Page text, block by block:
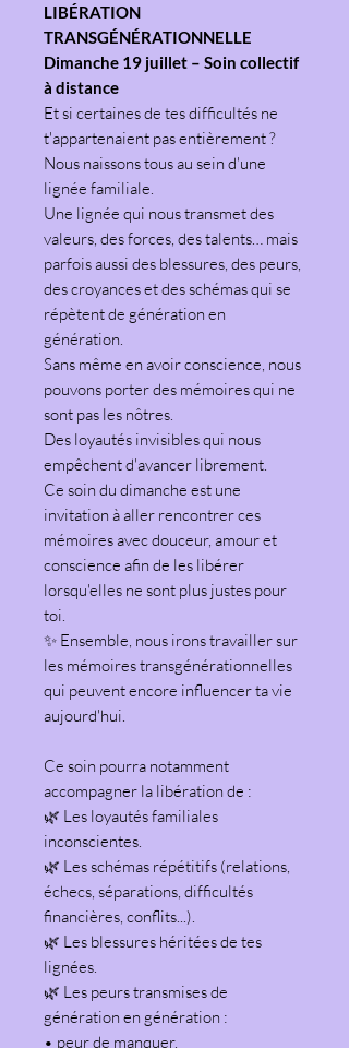
LIBÉRATION
TRANSGÉNÉRATIONNELLE
Dimanche 19 juillet – Soin collectif
à distance
Et si certaines de tes difficultés ne
t'appartenaient pas entièrement ?
Nous naissons tous au sein d'une
lignée familiale.
Une lignée qui nous transmet des
valeurs, des forces, des talents… mais
parfois aussi des blessures, des peurs,
des croyances et des schémas qui se
répètent de génération en
génération.
Sans même en avoir conscience, nous
pouvons porter des mémoires qui ne
sont pas les nôtres.
Des loyautés invisibles qui nous
empêchent d'avancer librement.
Ce soin du dimanche est une
invitation à aller rencontrer ces
mémoires avec douceur, amour et
conscience afin de les libérer
lorsqu'elles ne sont plus justes pour
toi.
✨ Ensemble, nous irons travailler sur
les mémoires transgénérationnelles
qui peuvent encore influencer ta vie
aujourd'hui.
Ce soin pourra notamment
accompagner la libération de :
🌿 Les loyautés familiales
inconscientes.
🌿 Les schémas répétitifs (relations,
échecs, séparations, difficultés
financières, conflits...).
🌿 Les blessures héritées de tes
lignées.
🌿 Les peurs transmises de
génération en génération :
• peur de manquer,